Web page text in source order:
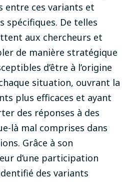
entre ces variants et
spécifiques. De telles
aux chercheurs et
de manière stratégique
d’être à l’origine
situation, ouvrant la
plus efficaces et ayant
des réponses à des
là mal comprises dans
Grâce à son
d’une participation
des variants